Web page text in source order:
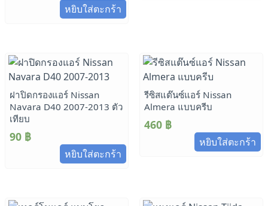
หยิบใส่ตะกร้า
ฝาปิดกรองแอร์ Nissan
Navara D40 2007-2013 ตัว
เทียบ
90 ฿
หยิบใส่ตะกร้า
รีซิสแต๊นซ์แอร์ Nissan
Almera แบบครีบ
460 ฿
หยิบใส่ตะกร้า